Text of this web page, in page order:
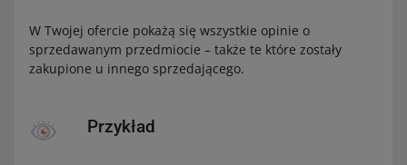
W Twojej ofercie pokażą się wszystkie opinie o
sprzedawanym przedmiocie – także te które zostały
zakupione u innego sprzedającego.
Przykład